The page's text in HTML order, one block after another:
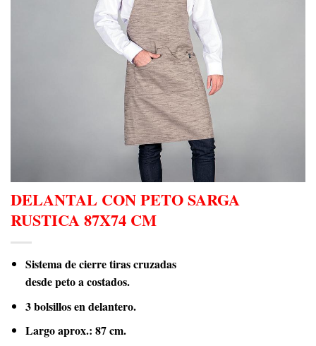
DELANTAL CON PETO SARGA
RUSTICA 87X74 CM
Sistema de cierre tiras cruzadas
desde peto a costados.
3 bolsillos en delantero.
Largo aprox.: 87 cm.